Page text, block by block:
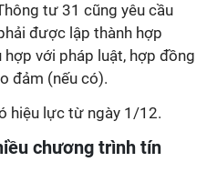
tư 31 cũng yêu cầu
được lập thành hợp
với pháp luật, hợp đồng
đảm (nếu có).
hiệu lực từ ngày 1/12.
chương trình tín